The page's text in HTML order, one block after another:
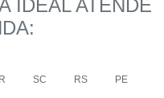
IDEAL ATENDE
SC RS PE